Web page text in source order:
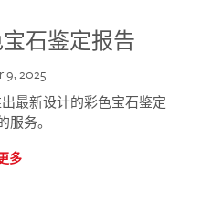
石鉴定报告
9, 2025
最新设计的彩色宝石鉴定
服务。
多